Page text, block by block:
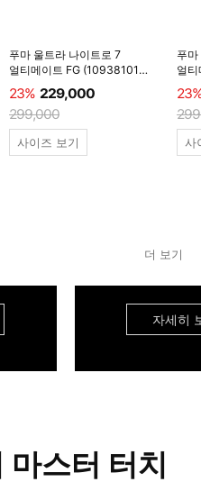
푸마 울트라 나이트로 7
얼티메이트 FG (10938101)
전용쌕/주걱/양말 #
23% 229,000
299,000
사이즈 보기
푸
얼
전
사
더 보기
자세히
스터 터치